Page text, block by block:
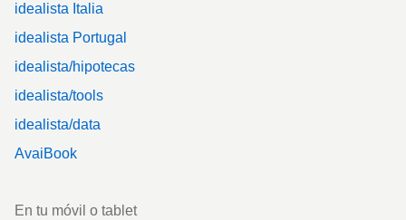
idealista Italia
idealista Portugal
idealista/hipotecas
idealista/tools
idealista/data
AvaiBook
En tu móvil o tablet